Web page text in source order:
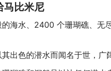
马比米尼
海水、2400 个珊瑚礁、无
出色的潜水而闻名于世，广